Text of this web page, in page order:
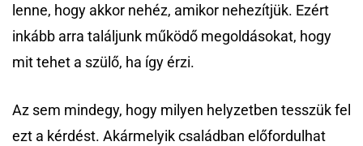
lenne, hogy akkor nehéz, amikor nehezítjük. Ezért
inkább arra találjunk működő megoldásokat, hogy
mit tehet a szülő, ha így érzi.
Az sem mindegy, hogy milyen helyzetben tesszük fel
ezt a kérdést. Akármelyik családban előfordulhat